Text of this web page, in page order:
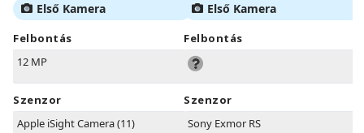
Első Kamera
Felbontás
12 MP
Szenzor
Apple iSight Camera (11)
Első Kamera
Felbontás
Szenzor
Sony Exmor RS